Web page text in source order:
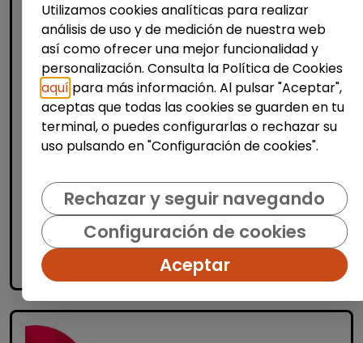
Agente de ventas y soporte (Madrid)
- español, francés, alemán, sueco,
holandés o italiano
MSX Internacional| España(Madrid)
MSX International es el proveedor líder
mundial de soluciones comerciales
externalizadas para la industria automotriz
experienci...
Me interesa
Personas con discapacidad
Utilizamos cookies analíticas para realizar
análisis de uso y de medición de nuestra web
así como ofrecer una mejor funcionalidad y
personalización. Consulta la Política de Cookies
aquí para más información. Al pulsar "Aceptar",
aceptas que todas las cookies se guarden en tu
terminal, o puedes configurarlas o rechazar su
uso pulsando en "Configuración de cookies".
Rechazar y seguir navegando
Configuración de cookies
Aceptar